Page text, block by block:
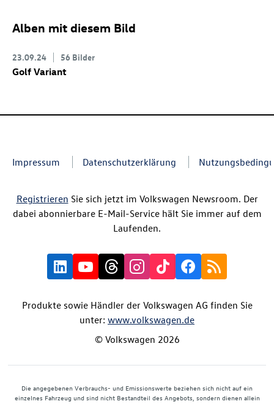
Alben mit diesem Bild
23.09.24 56 Bilder
Golf Variant
Impressum Datenschutzerklärung
Registrieren Sie sich jetzt im Volkswagen Newsroom. Der
dabei abonnierbare E-Mail-Service hält Sie immer auf dem
Laufenden.
Produkte sowie Händler der Volkswagen AG finden Sie
unter: www.volkswagen.de
© Volkswagen 2026
Die angegebenen Verbrauchs- und Emissionswerte beziehen sich nicht auf ein
einzelnes Fahrzeug und sind nicht Bestandteil des Angebots, sondern dienen allein